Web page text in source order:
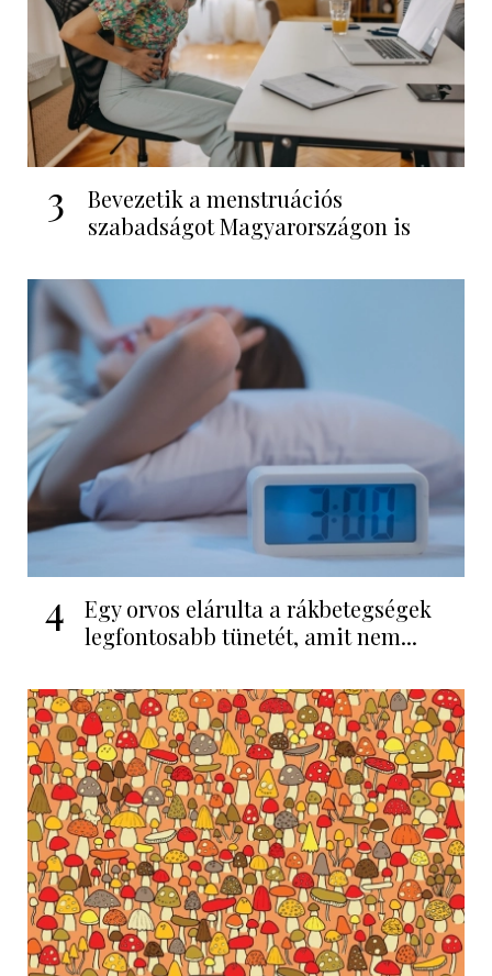
3
Bevezetik a menstruációs
szabadságot Magyarországon is
4
Egy orvos elárulta a rákbetegségek
legfontosabb tünetét, amit nem...